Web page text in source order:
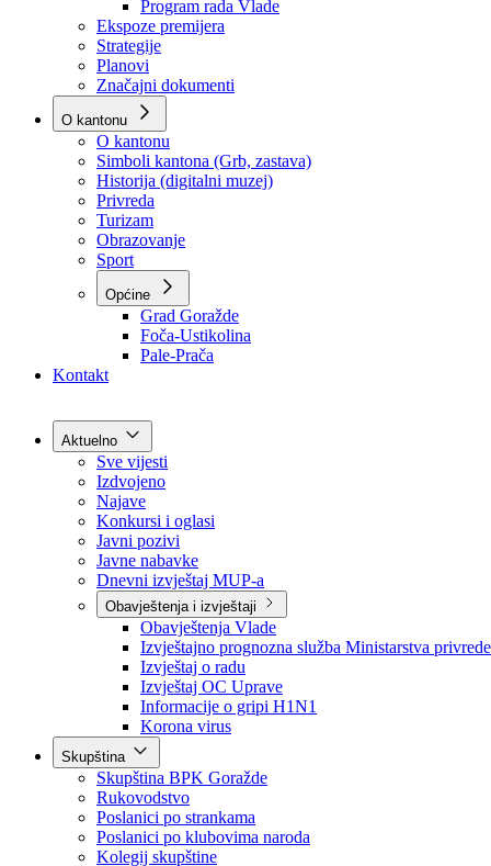
Vlada
Poslovnik
Program rada Vlade
Ekspoze premijera
Strategije
Planovi
Značajni dokumenti
O kantonu
O kantonu
Simboli kantona (Grb, zastava)
Historija (digitalni muzej)
Privreda
Turizam
Obrazovanje
Sport
Općine
Kontakt
Aktuelno
Sve vijesti
Izdvojeno
Najave
Konkursi i oglasi
Javni pozivi
Javne nabavke
Dnevni izvještaj MUP-a
Obavještenja i izvještaji
Obavještenja Vlade
Izvještajno prognozna služba Ministarstva privrede
Izvještaj o radu
Izvještaj OC Uprave
Informacije o gripi H1N1
Korona virus
Skupština
Skupština BPK Goražde
Rukovodstvo